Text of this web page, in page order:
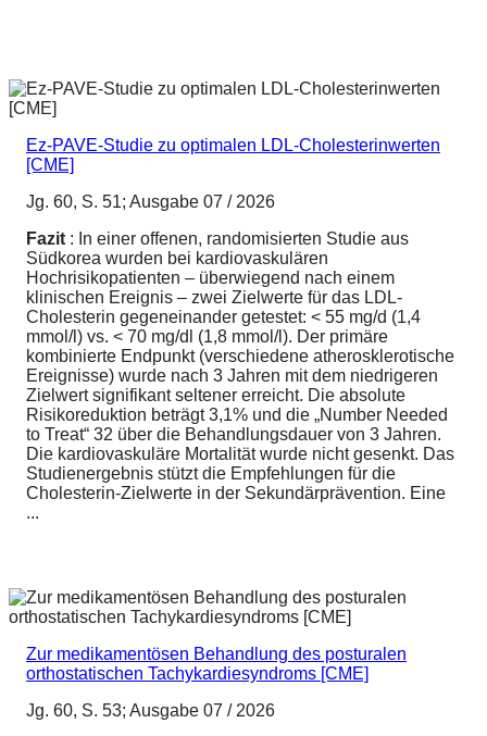
Ez-PAVE-Studie zu optimalen LDL-Cholesterinwerten
[CME]
Jg. 60, S. 51; Ausgabe 07 / 2026
Fazit : In einer offenen, randomisierten Studie aus
Südkorea wurden bei kardiovaskulären
Hochrisikopatienten – überwiegend nach einem
klinischen Ereignis – zwei Zielwerte für das LDL-
Cholesterin gegeneinander getestet: < 55 mg/d (1,4
mmol/l) vs. < 70 mg/dl (1,8 mmol/l). Der primäre
kombinierte Endpunkt (verschiedene atherosklerotische
Ereignisse) wurde nach 3 Jahren mit dem niedrigeren
Zielwert signifikant seltener erreicht. Die absolute
Risikoreduktion beträgt 3,1% und die „Number Needed
to Treat“ 32 über die Behandlungsdauer von 3 Jahren.
Die kardiovaskuläre Mortalität wurde nicht gesenkt. Das
Studienergebnis stützt die Empfehlungen für die
Cholesterin-Zielwerte in der Sekundärprävention. Eine
...
Zur medikamentösen Behandlung des posturalen
orthostatischen Tachykardiesyndroms [CME]
Jg. 60, S. 53; Ausgabe 07 / 2026